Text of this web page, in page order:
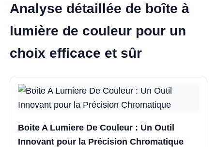
Analyse détaillée de boîte à
lumière de couleur pour un
choix efficace et sûr
Boite A Lumiere De Couleur : Un Outil
Innovant pour la Précision Chromatique